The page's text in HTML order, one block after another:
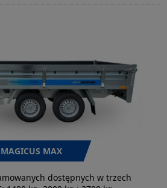
MAGICUS MAX
dostępnych w trzech